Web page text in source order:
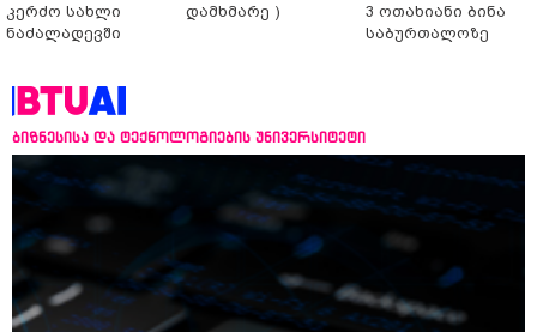
კერძო სახლი
ნაძალადევში
დამხმარე )
3 ოთახიანი ბინა
საბურთალოზე
ბიზნესისა და ტექნოლოგიების უნივერსიტეტი